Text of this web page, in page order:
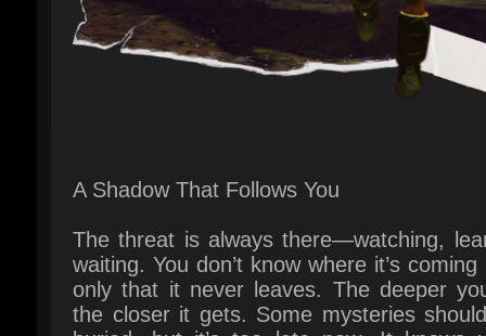
A Shadow That Follows You
only that it never leaves. The deeper
the closer it gets. Some mysteries should
buried, but it’s too late now. It knows
looking. And it’s ready. Every answer
deeper, every step invites something
You were never alone. You thought you
control. You were wrong.